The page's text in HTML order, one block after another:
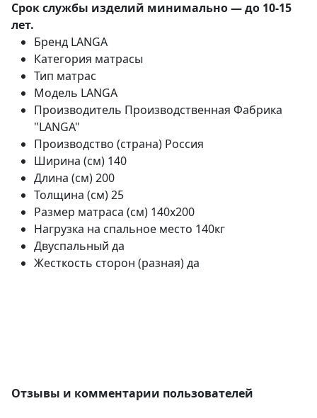
Срок службы изделий минимально — до 10-15
лет.
Бренд LANGA
Категория матрасы
Тип матрас
Модель LANGA
Производитель Производственная Фабрика
"LANGA"
Производство (страна) Россия
Ширина (см) 140
Длина (см)200
Толщина (см)25
Размер матраса (см) 140х200
Нагрузка на спальное место 140кг
Двуспальный да
Жесткость сторон (разная)да
Отзывы и комментарии пользователей